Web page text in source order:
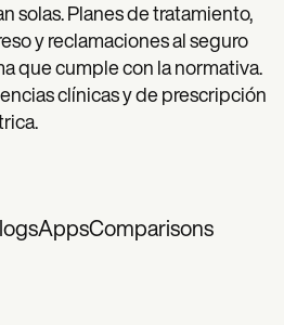
solas. Planes de tratamiento,
y reclamaciones al seguro
que cumple con la normativa.
clínicas y de prescripción
AppsComparisons